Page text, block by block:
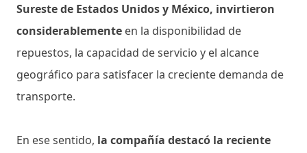
Sureste de Estados Unidos y México, invirtieron
considerablemente en la disponibilidad de
repuestos, la capacidad de servicio y el alcance
geográfico para satisfacer la creciente demanda de
transporte.
En ese sentido, la compañía destacó la reciente